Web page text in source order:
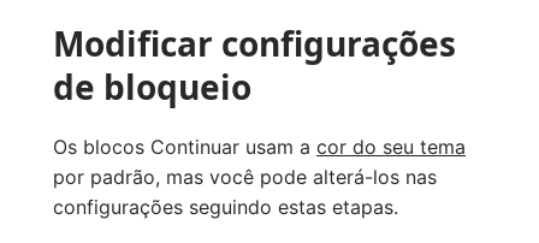
Modificar configurações
de bloqueio
Os blocos Continuar usam a cor do seu tema
por padrão, mas você pode alterá-los nas
configurações seguindo estas etapas.